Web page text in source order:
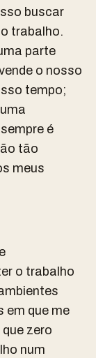
buscar
trabalho.
parte
o nosso
tempo;
é
tão
meus
o trabalho
em que me
zero
num